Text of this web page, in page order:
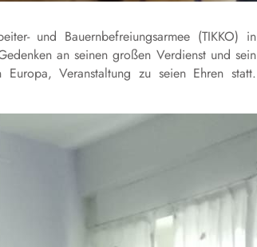
und Bauernbefreiungsarmee (TIKKO) in
an seinen großen Verdienst und sein
Veranstaltung zu seien Ehren statt.